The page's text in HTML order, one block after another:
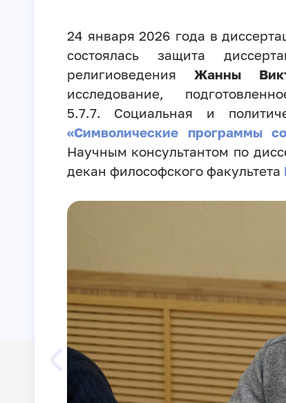
24 января 2026 года в
состоялась защита
религиоведенияЖанны
исследование,
5.7.7. Социальная и
«Символические программы
Научным консультантом по
декан философского факультета